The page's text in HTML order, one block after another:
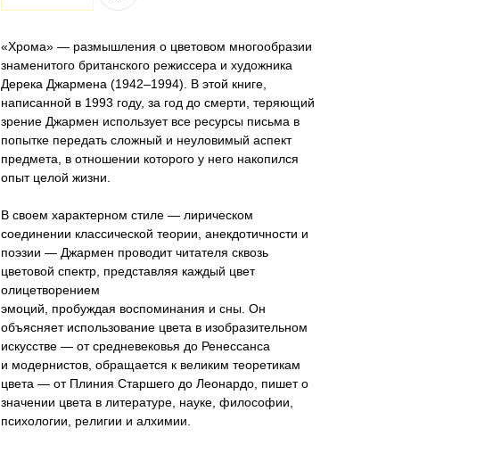
«Хрома» — размышления о цветовом многообразии
знаменитого британского режиссера и художника
Дерека Джармена (1942–1994). В этой книге,
написанной в 1993 году, за год до смерти, теряющий
зрение Джармен использует все ресурсы письма в
попытке передать сложный и неуловимый аспект
предмета, в отношении которого у него накопился
опыт целой жизни.
В своем характерном стиле — лирическом
соединении классической теории, анекдотичности и
поэзии — Джармен проводит читателя сквозь
цветовой спектр, представляя каждый цвет
олицетворением
эмоций, пробуждая воспоминания и сны. Он
объясняет использование цвета в изобразительном
искусстве — от cредневековья до Ренессанса
и модернистов, обращается к великим теоретикам
цвета — от Плиния Старшего до Леонардо, пишет о
значении цвета в литературе, науке, философии,
психологии, религии и алхимии.